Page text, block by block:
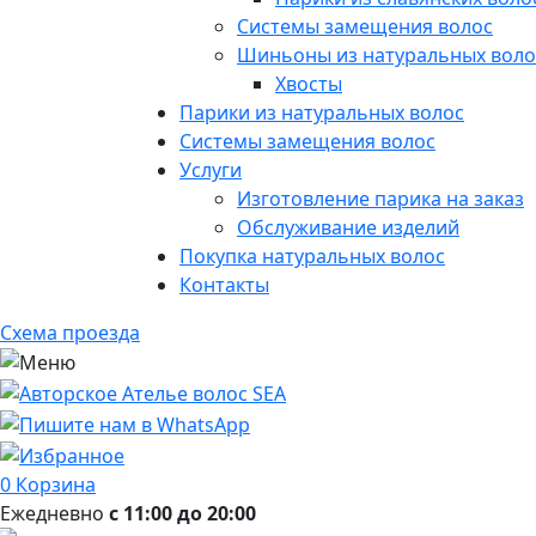
Системы замещения волос
Шиньоны из натуральных
Хвосты
Парики из натуральных волос
Системы замещения волос
Услуги
Изготовление парика на заказ
Обслуживание изделий
Покупка натуральных волос
Контакты
Схема проезда
0 Корзина
Ежедневно с 11:00 до 20:00